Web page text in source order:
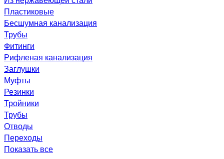
Пластиковые
Бесшумная канализация
Трубы
Фитинги
Рифленая канализация
Заглушки
Муфты
Резинки
Тройники
Трубы
Отводы
Переходы
Показать все